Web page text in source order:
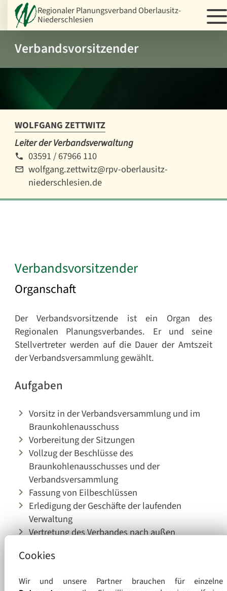
Regionaler Planungsverband Oberlausitz-
Niederschlesien
Verbandsvorsitzender
WOLFGANG ZETTWITZ
Leiter der Verbandsverwaltung
03591 / 67966 110
wolfgang.zettwitz@rpv-oberlausitz-
niederschlesien.de
Verbandsvorsitzender
Organschaft
Der Verbandsvorsitzende ist ein Organ des
Regionalen Planungsverbandes. Er und seine
Stellvertreter werden auf die Dauer der Amtszeit
der Verbandsversammlung gewählt.
Aufgaben
Vorsitz in der Verbandsversammlung und im
Braunkohlenausschuss
Vorbereitung der Sitzungen
Vollzug der Beschlüsse des
Braunkohlenausschusses und der
Verbandsversammlung
Fassung von Eilbeschlüssen
Erledigung der Geschäfte der laufenden
Verwaltung
Vertretung des Verbandes nach außen
Verbandsverwaltung
Verbandsvorsitzender
Herr Landrat Dr. Stephan
Cookies
Wir und unsere Partner brauchen für einzelne